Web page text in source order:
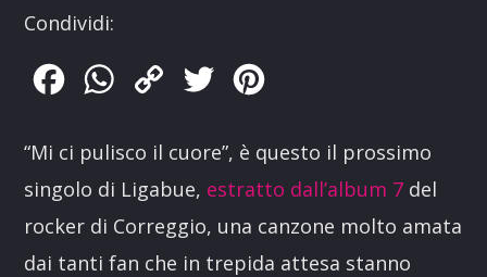
Condividi:
FacebookWhatsApp
Copy
Twitter
“Mi ci pulisco il cuore”, è questo il prossimo
singolo di Ligabue, estratto dall’album 7 del
rocker di Correggio, una canzone molto amata
dai tanti fan che in trepida attesa stanno